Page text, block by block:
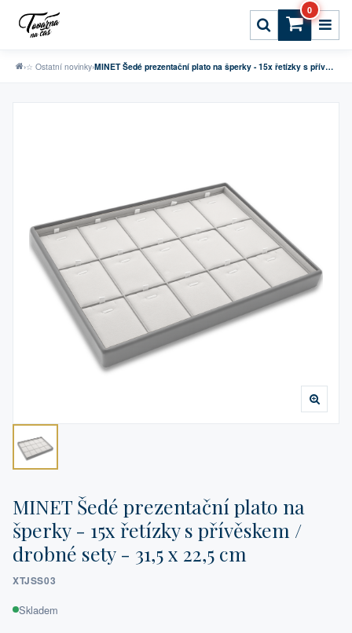
0
›☆ Ostatní novinky› MINET Šedé prezentační plato na šperky - 15x řetízky s přívěskem / drobné sety - 31,5 x 22,5 cm
MINET Šedé prezentační plato na
šperky - 15x řetízky s přívěskem /
drobné sety - 31,5 x 22,5 cm
XTJSS03
Skladem